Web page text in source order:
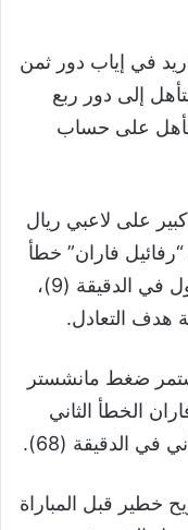
في إياب دور ثمن
نتيجة الذهاب (2-1)، ليتأهل إلى دور ربع
تأهل على حساب
على لاعبي ريال
فاران” خطأ
فادح كلف الفريق الملكي الهدف الاول في الدقيقة (9)،
ضغط مانشستر
الخطأ الثاني
الدقيقة (68).
خطير قبل المباراة